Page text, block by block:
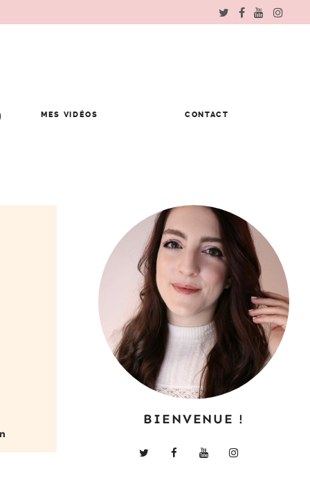
MES VIDÉOS CONTACT
BIENVENUE !